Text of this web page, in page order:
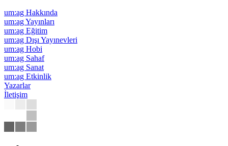
um:ag Hakkında
um:ag Yayınları
um:ag Eğitim
um:ag Dışı Yayınevleri
um:ag Hobi
um:ag Sahaf
um:ag Sanat
um:ag Etkinlik
Yazarlar
İletişim